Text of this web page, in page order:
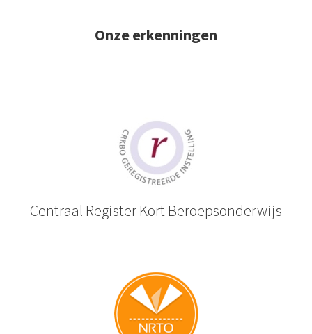
Onze erkenningen
Centraal Register Kort Beroepsonderwijs